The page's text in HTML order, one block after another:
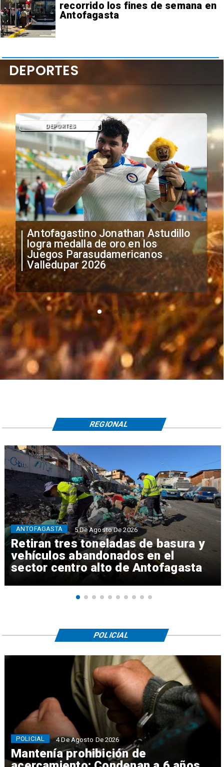
recorrido los fines de semana en
Antofagasta
Así comenzó la gran fiesta
deportiva que reúne a los mejores
triatletas de América
ANTOFAGASTA
DEPORTES
Retiran tres toneladas de basura y
vehículos abandonados en el
sector centro alto de Antofagasta
ANTOFAGASTA 5 De Agosto De 2026
REGIONAL
Mantenía prohibición de
POLICIAL 4 De Agosto De 2026
POLICIAL